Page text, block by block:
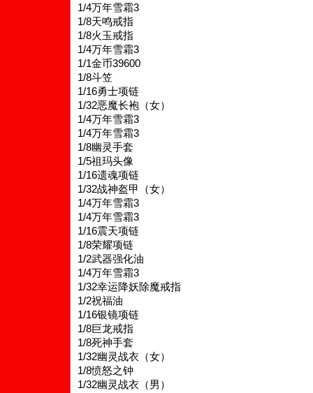
1/4万年雪霜3
1/8天鸣戒指
1/8火玉戒指
1/4万年雪霜3
1/1金币39600
1/8斗笠
1/16勇士项链
1/32恶魔长袍（女）
1/4万年雪霜3
1/4万年雪霜3
1/8幽灵手套
1/5祖玛头像
1/16遗魂项链
1/32战神盔甲（女）
1/4万年雪霜3
1/4万年雪霜3
1/16震天项链
1/8荣耀项链
1/2武器强化油
1/4万年雪霜3
1/32幸运降妖除魔戒指
1/2祝福油
1/16银镜项链
1/8巨龙戒指
1/8死神手套
1/32幽灵战衣（女）
1/8愤怒之钟
1/32幽灵战衣（男）